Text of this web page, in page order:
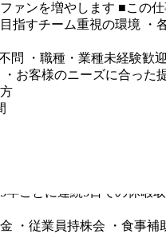
ァンを増やします ■この
目指すチーム重視の環境
・
問 ・職種・業種未経験歓迎
・お客様のニーズに合った
年ごとに連続5日での休暇
・従業員持株会 ・食事